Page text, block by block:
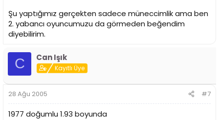
Şu yaptığımız gerçekten sadece müneccimlik ama ben
2. yabancı oyuncumuzu da görmeden beğendim
diyebilirim.
C Can Işık
Kayıtlı Üye
28 Ağu 2005 #7
1977 doğumlu 1.93 boyunda